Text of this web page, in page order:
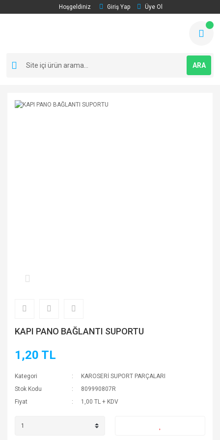
Hoşgeldiniz Giriş Yap Üye Ol
ARA
KAPI PANO BAĞLANTI SUPORTU
1,20 TL
Kategori
KAROSERİ SUPORT PARÇALARI
Stok Kodu
809990807R
Fiyat
1,00 TL + KDV